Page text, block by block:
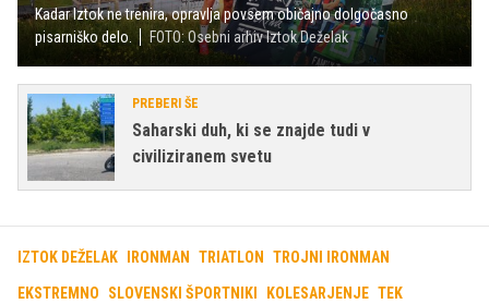
Kadar Iztok ne trenira, opravlja povsem običajno dolgočasno
pisarniško delo.
FOTO: Osebni arhiv Iztok Deželak
PREBERI ŠE
Saharski duh, ki se znajde tudi v
civiliziranem svetu
IZTOK DEŽELAK IRONMAN TRIATLON TROJNI IRONMAN
EKSTREMNO SLOVENSKI ŠPORTNIKI KOLESARJENJE TEK